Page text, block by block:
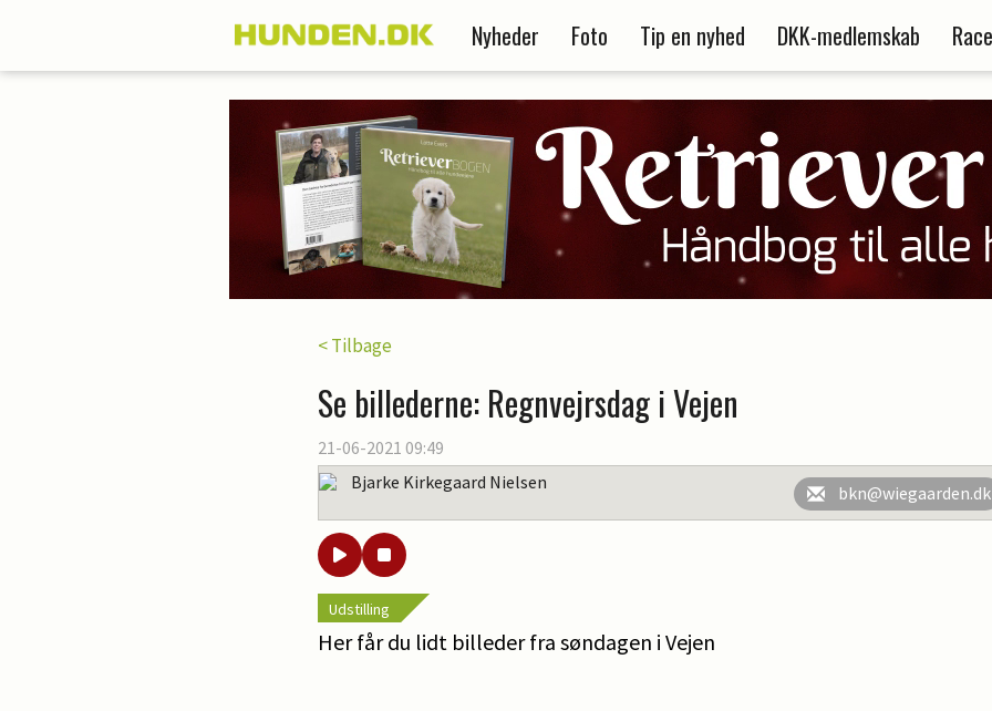
Nyheder Foto Tip en nyhed DKK-medlemskab
< Tilbage
Se billederne: Regnvejrsdag i Vejen
21-06-2021 09:49
Bjarke Kirkegaard Nielsen
bkn@wiegaarden.dk
Udstilling
Her får du lidt billeder fra søndagen i Vejen